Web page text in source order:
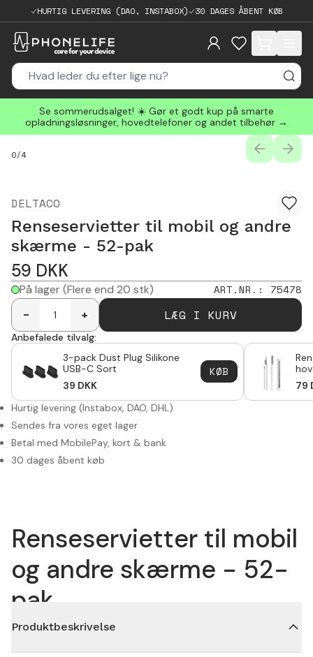
HURTIG LEVERING (DAO, INSTABOX) 30 DAGES ÅBENT KØB
items in cart,
Se sommerudsalget! ☀️ Gør et godt kup på smarte
opladningsløsninger, hovedtelefoner og andet tilbehør →
0/4
DELTACO
Renseservietter til mobil og andre
skærme - 52-pak
59 DKK
På lager(Flere end 20 stk) ART.NR. : 75478
-
+ LÆG I KURV
Anbefalede tilvalg:
3-pack Dust Plug Silikone
USB-C Sort
39 DKK
KØB
79
Hurtig levering (Instabox, DAO, DHL)
Sendes fra vores eget lager
Betal med MobilePay, kort & bank
30 dages åbent køb
Renseservietter til mobil
og andre skærme - 52-
pak
Produktbeskrivelse